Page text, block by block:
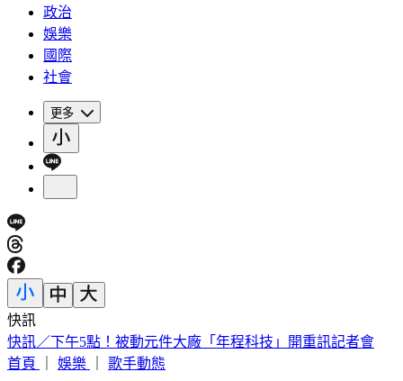
政治
娛樂
國際
社會
更多
快訊
快訊／三峽河4高中生戲水「1人失聯」
首頁
娛樂 歌手動態